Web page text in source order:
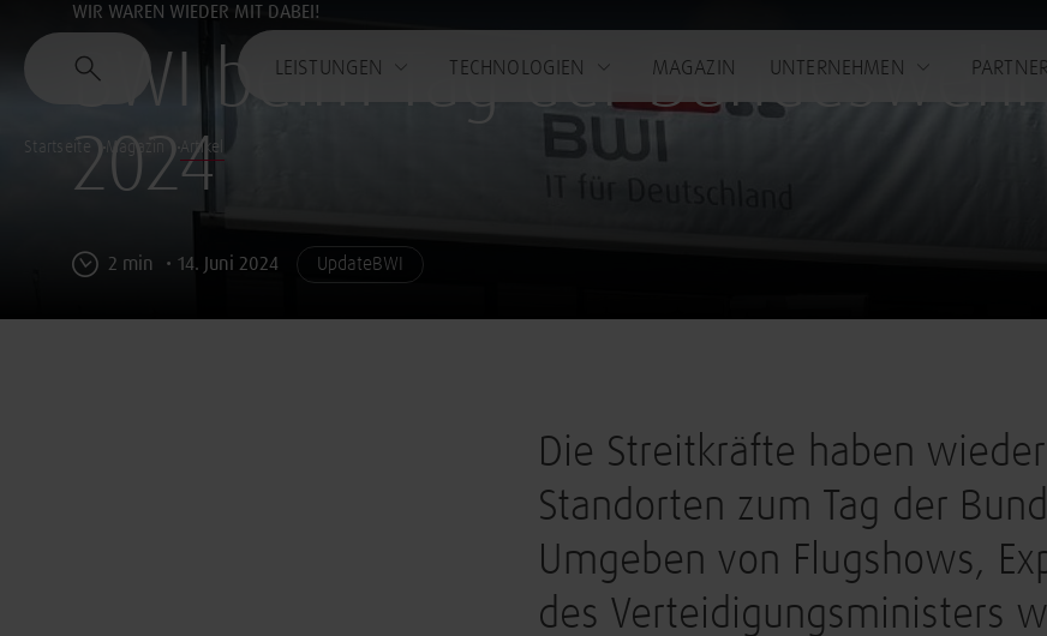
LEISTUNGEN TECHNOLOGIEN MAGAZIN UNTERNEHMEN
Startseite Magazin Artikel
WIR WAREN WIEDER MIT DABEI!
BWI beim Tag der Bundeswehr
2024
2 min 14. Juni 2024 UpdateBWI
Die Streitkräfte haben
Standorten zum Tag der
Umgeben von Flugshows,
des Verteidigungsministers